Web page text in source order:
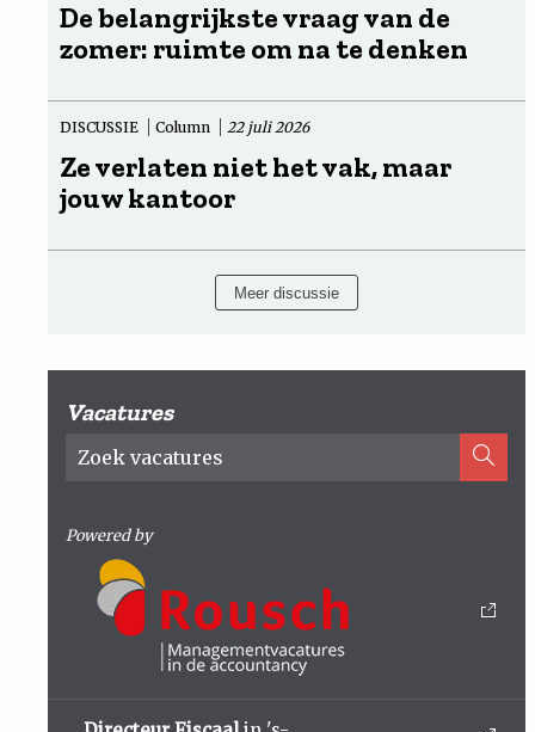
De belangrijkste vraag van de
zomer: ruimte om na te denken
DISCUSSIE Column 22 juli 2026
Ze verlaten niet het vak, maar
jouw kantoor
Meer discussie
Vacatures
Powered by